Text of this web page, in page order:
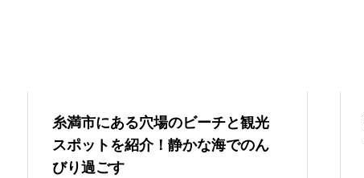
糸満市にある穴場のビーチと観光
スポットを紹介！静かな海でのん
びり過ごす